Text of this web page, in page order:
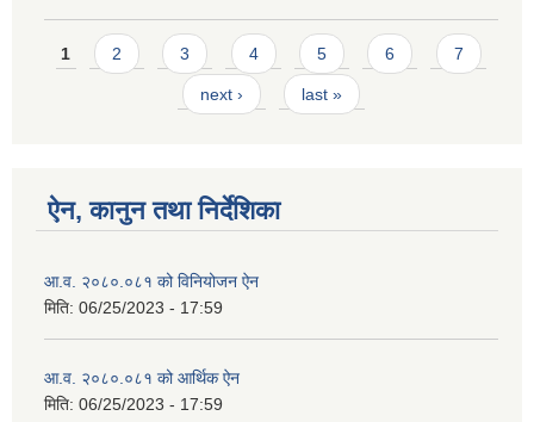
Pages
1 2 3 4 5 6 7
next › last »
ऐन, कानुन तथा निर्देशिका
आ.व. २०८०.०८१ को विनियोजन ऐन
मिति: 06/25/2023 - 17:59
आ.व. २०८०.०८१ को आर्थिक ऐन
मिति: 06/25/2023 - 17:59